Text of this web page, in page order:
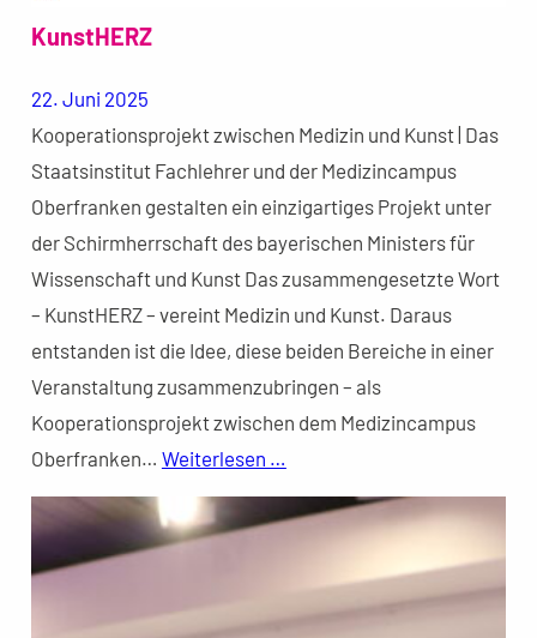
KunstHERZ
22. Juni 2025
Kooperationsprojekt zwischen Medizin und Kunst | Das
Staatsinstitut Fachlehrer und der Medizincampus
Oberfranken gestalten ein einzigartiges Projekt unter
der Schirmherrschaft des bayerischen Ministers für
Wissenschaft und Kunst Das zusammengesetzte Wort
– KunstHERZ – vereint Medizin und Kunst. Daraus
entstanden ist die Idee, diese beiden Bereiche in einer
Veranstaltung zusammenzubringen – als
Kooperationsprojekt zwischen dem Medizincampus
Oberfranken… Weiterlesen …